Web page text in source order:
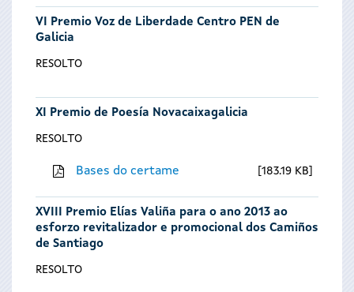
VI Premio Voz de Liberdade Centro PEN de
Galicia
RESOLTO
XI Premio de Poesía Novacaixagalicia
RESOLTO
Bases do certame 183.19 KB
XVIII Premio Elías Valiña para o ano 2013 ao
esforzo revitalizador e promocional dos Camiños
de Santiago
RESOLTO